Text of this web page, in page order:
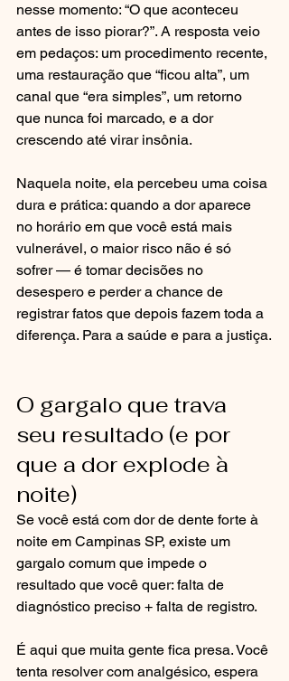
nesse momento: “O que aconteceu
antes de isso piorar?”. A resposta veio
em pedaços: um procedimento recente,
uma restauração que “ficou alta”, um
canal que “era simples”, um retorno
que nunca foi marcado, e a dor
crescendo até virar insônia.
Naquela noite, ela percebeu uma coisa
dura e prática: quando a dor aparece
no horário em que você está mais
vulnerável, o maior risco não é só
sofrer — é tomar decisões no
desespero e perder a chance de
registrar fatos que depois fazem toda a
diferença. Para a saúde e para a justiça.
O gargalo que trava
seu resultado (e por
que a dor explode à
noite)
Se você está com dor de dente forte à
noite em Campinas SP, existe um
gargalo comum que impede o
resultado que você quer: falta de
diagnóstico preciso + falta de registro.
É aqui que muita gente fica presa. Você
tenta resolver com analgésico, espera